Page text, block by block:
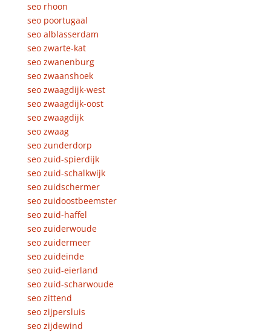
seo rhoon
seo poortugaal
seo alblasserdam
seo zwarte-kat
seo zwanenburg
seo zwaanshoek
seo zwaagdijk-west
seo zwaagdijk-oost
seo zwaagdijk
seo zwaag
seo zunderdorp
seo zuid-spierdijk
seo zuid-schalkwijk
seo zuidschermer
seo zuidoostbeemster
seo zuid-haffel
seo zuiderwoude
seo zuidermeer
seo zuideinde
seo zuid-eierland
seo zuid-scharwoude
seo zittend
seo zijpersluis
seo zijdewind